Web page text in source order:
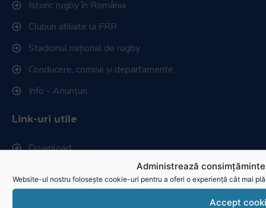
Administrează
Website-ul nostru folosește cookie-uri pentru a oferi o experiență cât mai
Accept
Istoric rugby în România
Cluburi afiliate la FRR
Stadionul național de rugby
Conducere, comisii și departamente
Info - Anunțuri
Link-uri utile
Download
Politica de utilizare cookies